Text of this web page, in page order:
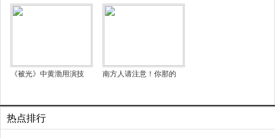
《被光》中黄渤用演技 南方人请注意！你那的
热点排行